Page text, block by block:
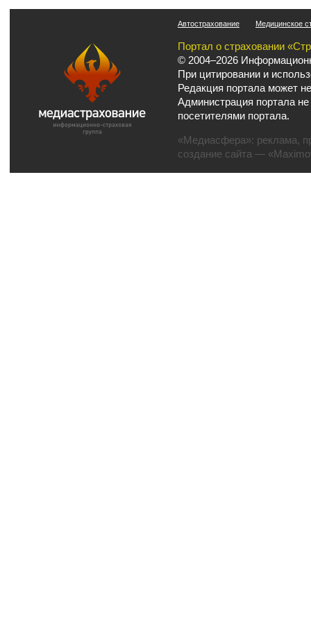
Автострахование Медицинское
Портал о страховании
© 2004–2026
При цитировании и
Редакция портала может
Администрация портала
посетителями портала.
«Медиасфера»: реклама,
создание сайта —